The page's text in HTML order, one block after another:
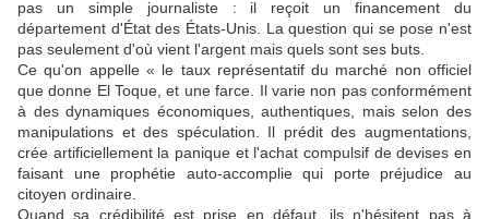
pas un simple journaliste : il reçoit un financement du
département d'État des États-Unis. La question qui se pose n'est
pas seulement d'où vient l'argent mais quels sont ses buts.
Ce qu'on appelle « le taux représentatif du marché non officiel
que donne El Toque, et une farce. Il varie non pas conformément
à des dynamiques économiques, authentiques, mais selon des
manipulations et des spéculation. Il prédit des augmentations,
crée artificiellement la panique et l'achat compulsif de devises en
faisant une prophétie auto-accomplie qui porte préjudice au
citoyen ordinaire.
Quand sa crédibilité est prise en défaut, ils n'hésitent pas à